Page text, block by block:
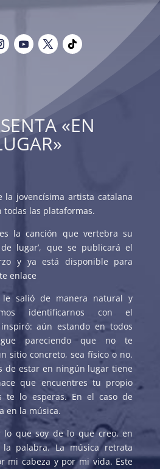
«EN
la jovencísima artista catalana
todas las plataformas.
la canción que vertebra su
lugar’, que se publicará el
y ya está disponible para
enlace
le salió de manera natural y
identificarnos con el
aún estando en todos
pareciendo que no te
sitio concreto, sea físico o no.
de estar en ningún lugar tiene
que encuentres tu propio
te lo esperas. En el caso de
en la música.
lo que soy de lo que creo, en
palabra. La música retrata
mi cabeza y por mi vida. Este